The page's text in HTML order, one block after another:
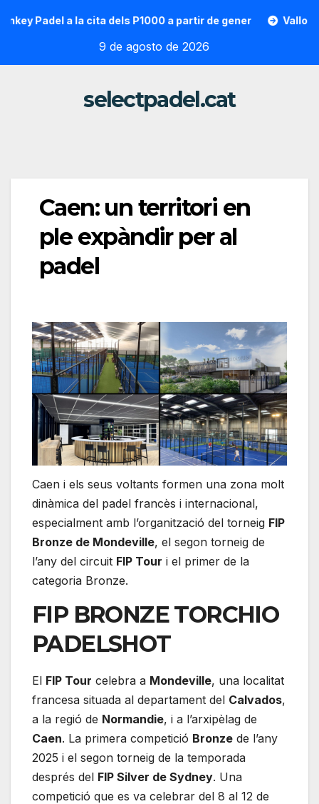
Padel a la cita dels P1000 a partir de gener Vallon
9 de agosto de 2026
selectpadel.cat
Caen: un territori en
ple expàndir per al
padel
Caen i els seus voltants formen una zona molt
dinàmica del padel francès i internacional,
especialment amb l’organització del torneig FIP
Bronze de Mondeville, el segon torneig de
l’any del circuit FIP Tour i el primer de la
categoria Bronze.
FIP BRONZE TORCHIO
PADELSHOT
El FIP Tour celebra a Mondeville, una localitat
francesa situada al departament del Calvados,
a la regió de Normandie, i a l’arxipèlag de
Caen. La primera competició Bronze de l’any
2025 i el segon torneig de la temporada
després del FIP Silver de Sydney. Una
competició que es va celebrar del 8 al 12 de